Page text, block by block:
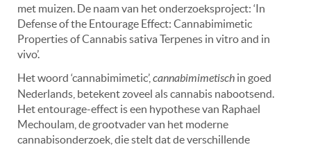
met muizen. De naam van het onderzoeksproject: ‘In
Defense of the Entourage Effect: Cannabimimetic
Properties of Cannabis sativa Terpenes in vitro and in
vivo’.
Het woord ‘cannabimimetic’, cannabimimetisch in goed
Nederlands, betekent zoveel als cannabis nabootsend.
Het entourage-effect is een hypothese van Raphael
Mechoulam, de grootvader van het moderne
cannabisonderzoek, die stelt dat de verschillende